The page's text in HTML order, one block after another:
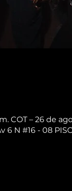
COT – 26 de
6 N #16 - 08